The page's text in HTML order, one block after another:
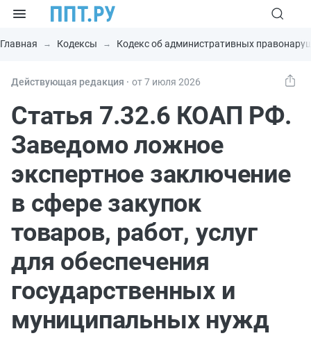
Главная Кодексы Кодекс об административных
Действующая редакция ⸱ от 7 июля 2026
Статья 7.32.6 КОАП РФ.
Заведомо ложное
экспертное заключение
в сфере закупок
товаров, работ, услуг
для обеспечения
государственных и
муниципальных нужд